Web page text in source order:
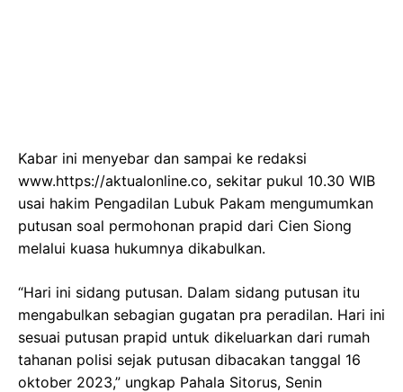
Kabar ini menyebar dan sampai ke redaksi
www.https://aktualonline.co, sekitar pukul 10.30 WIB
usai hakim Pengadilan Lubuk Pakam mengumumkan
putusan soal permohonan prapid dari Cien Siong
melalui kuasa hukumnya dikabulkan.
“Hari ini sidang putusan. Dalam sidang putusan itu
mengabulkan sebagian gugatan pra peradilan. Hari ini
sesuai putusan prapid untuk dikeluarkan dari rumah
tahanan polisi sejak putusan dibacakan tanggal 16
oktober 2023,” ungkap Pahala Sitorus, Senin